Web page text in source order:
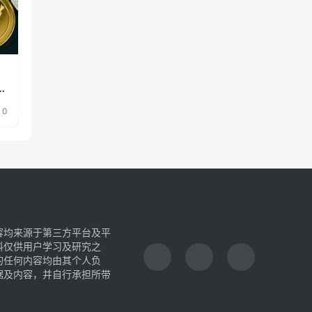
0
来源于第三方平台及平
供用户学习及研究之
何内容均由其个人负
内容，并自行承担所带